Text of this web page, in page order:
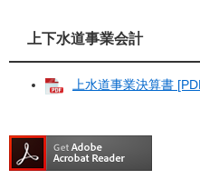
上下水道事業会計
上水道事業決算書